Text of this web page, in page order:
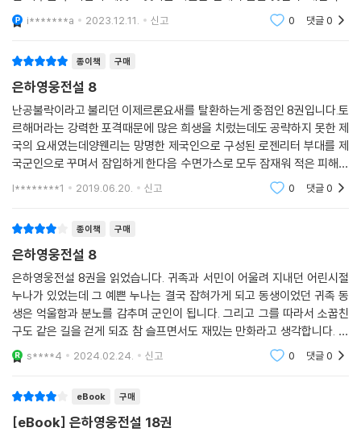
로는 둘이 한 팀이 되어 온 은하에 성은을 내려주길 기대하지만, 그러한 결
말은 쉽지 않
i*******a 2023.12.11. 신고 0 댓글0
종이책 구매
은하영웅전설 8
난공불락이라고 불리던 이제르론요새를 탈환하는게 중점인 8권입니다.토
르해머라는 강력한 포격때문에 많은 희생을 치렀는데도 공략하지 못한 제
국의 요새였는데양웬리는 망명한 제국인으로 구성된 로젠리터 부대를 제
국군인으로 꾸며서 잠입하게 한다음 수면가스로 모두 잠재워 적은 피해로
요새를 탈환합니다이제 한동안 평화가 계속될줄알았는데 곧 앞둔 선거때
l********1 2019.06.20. 신고 0 댓글0
종이책 구매
은하영웅전설 8
은하영웅전설 8권을 읽었습니다. 귀족과 서민이 어울려 지내던 어린시절
누나가 있었는데 그 예쁜 누나는 결국 잡혀가게 되고 동생이었던 귀족 동
생은 억울함과 분노를 감추며 군인이 됩니다. 그리고 그를 따라서 소꿉친
구도 같은 길을 걷게 되죠 참 슬프면서도 재밌는 만화라고 생각합니다. 그
리고 또 유명한 만화이기도 하기 때문에 보지 못한 사람이 없었으면 좋겠
네요 강추드립니다
s****4 2024.02.24. 신고 0 댓글0
eBook 구매
[eBook] 은하영웅전설 18권